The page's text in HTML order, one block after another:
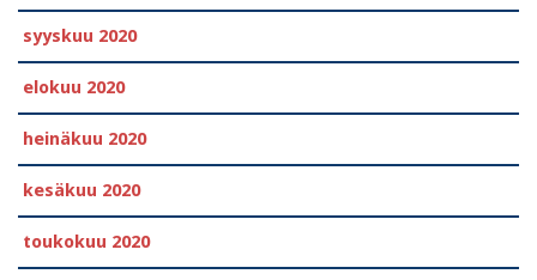
syyskuu 2020
elokuu 2020
heinäkuu 2020
kesäkuu 2020
toukokuu 2020